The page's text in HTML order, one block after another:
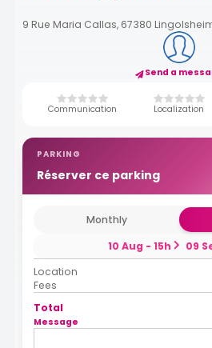
9 Rue Maria Callas, 67380
Send a
Communication Localization
PARKING
Réserver ce parking
Monthly
10 Aug - 15h
09
Location
Fees
Total
Message